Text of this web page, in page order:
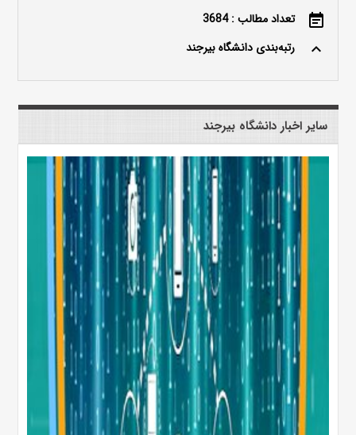
event_note تعداد مطالب : 3684
keyboard_arrow_up رتبه‌بندی دانشگاه بیرجند
سایر اخبار دانشگاه بیرجند